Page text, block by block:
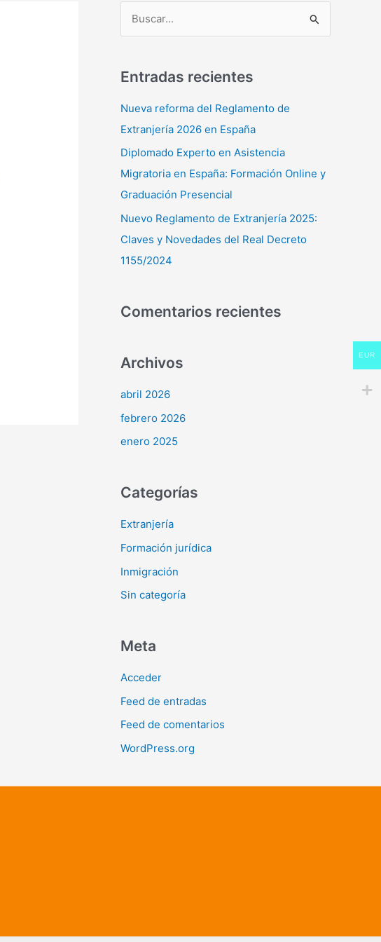
c
a
r
p
o
r
Entradas recientes
Nueva reforma del Reglamento de
Extranjería 2026 en España
Diplomado Experto en Asistencia
Migratoria en España: Formación Online y
Graduación Presencial
Nuevo Reglamento de Extranjería 2025:
Claves y Novedades del Real Decreto
1155/2024
Comentarios recientes
Archivos
abril 2026
febrero 2026
enero 2025
Categorías
Extranjería
Formación jurídica
Inmigración
Sin categoría
Meta
Acceder
Feed de entradas
Feed de comentarios
WordPress.org
EUR